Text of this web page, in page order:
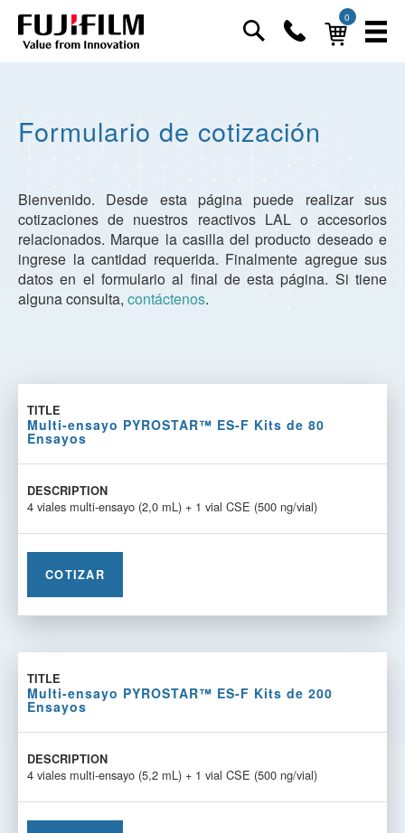
0
Formulario de cotización
Bienvenido. Desde esta página puede realizar sus
cotizaciones de nuestros reactivos LAL o accesorios
relacionados. Marque la casilla del producto deseado e
ingrese la cantidad requerida. Finalmente agregue sus
datos en el formulario al final de esta página. Si tiene
alguna consulta, contáctenos.
Multi-ensayo PYROSTAR™ ES-F Kits de 80
Ensayos
4 viales multi-ensayo (2,0 mL) + 1 vial CSE (500 ng/vial)
COTIZAR
Multi-ensayo PYROSTAR™ ES-F Kits de 200
Ensayos
4 viales multi-ensayo (5,2 mL) + 1 vial CSE (500 ng/vial)